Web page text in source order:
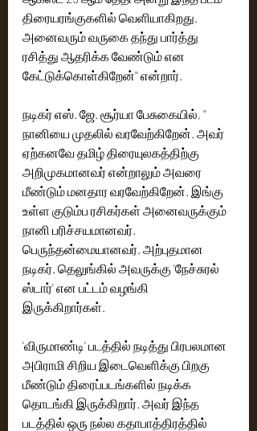
திரையரங்குகளில் வெளியாகிறது.
அனைவரும் வருகை தந்து பார்த்து
ரசித்து ஆதரிக்க வேண்டும் என
கேட்டுக்கொள்கிறேன்'' என்றார்.
நடிகர் எஸ். ஜே. சூர்யா பேசுகையில், ''
நானியை முதலில் வரவேற்கிறேன். அவர்
ஏற்கனவே தமிழ் திரையுலகத்திற்கு
அறிமுகமானவர் என்றாலும் அவரை
மீண்டும் மனதார வரவேற்கிறேன். இங்கு
உள்ள குடும்ப ரசிகர்கள் அனைவருக்கும்
நானி பரிச்சயமானவர்.
பெருந்தன்மையானவர். அற்புதமான
நடிகர். தெலுங்கில் அவருக்கு 'நேச்சுரல்
ஸ்டார்' என பட்டம் வழங்கி
இருக்கிறார்கள்.
'விருமாண்டி' படத்தில் நடித்து பிரபலமான
அபிராமி சிறிய இடைவெளிக்கு பிறகு
மீண்டும் திரைப்படங்களில் நடிக்க
தொடங்கி இருக்கிறார். அவர் இந்த
படத்தில் ஒரு நல்ல கதாபாத்திரத்தில்